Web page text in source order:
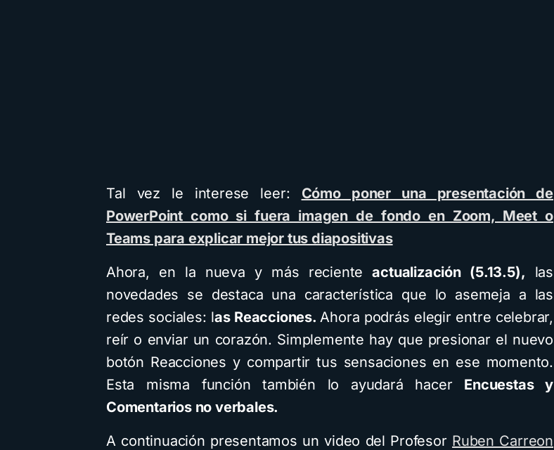
Tal vez le interese leer: Cómo poner una presentación de
PowerPoint como si fuera imagen de fondo en Zoom, Meet o
Teams para explicar mejor tus diapositivas
Ahora, en la nueva y más recienteactualización (5.13.5), las
novedades se destaca una característica que lo asemeja a las
redes sociales: las Reacciones.Ahora podrás elegir entre celebrar,
reír o enviar un corazón. Simplemente hay que presionar el nuevo
botón Reacciones y compartir tus sensaciones en ese momento.
Esta misma función también lo ayudará hacer Encuestas y
Comentarios no verbales.
A continuación presentamos un video del Profesor Ruben Carreon